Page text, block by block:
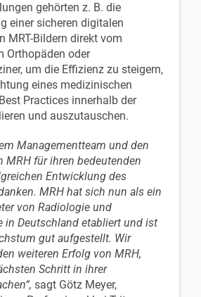
gehörten z. B. die
einer sicheren digitalen
MRT-Bildern direkt vom
Orthopäden oder
um die Effizienz zu steigern,
eines medizinischen
Practices innerhalb der
und auszutauschen.
Managementteam und den
MRH für ihren bedeutenden
Entwicklung des
MRH hat sich nun als ein
von Radiologie und
in Deutschland etabliert und ist
gut aufgestellt. Wir
weiteren Erfolg von MRH,
Schritt in ihrer
sagt Götz Meyer,